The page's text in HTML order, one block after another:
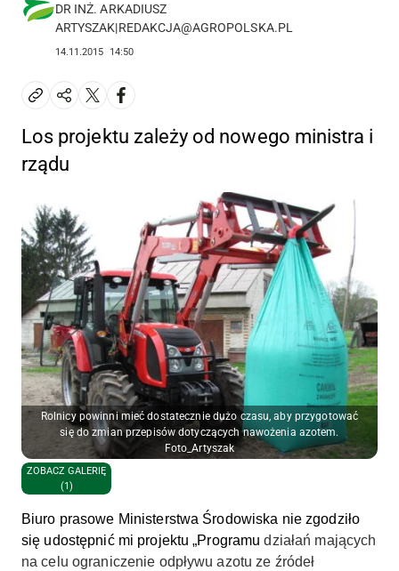
DR INŻ. ARKADIUSZ
ARTYSZAK|REDAKCJA@AGROPOLSKA.PL
14.11.2015 14:50
Los projektu zależy od nowego ministra i
rządu
Rolnicy powinni mieć dostatecznie dużo czasu, aby przygotować
się do zmian przepisów dotyczących nawożenia azotem.
Foto_Artyszak
ZOBACZ GALERIĘ
(1)
Biuro prasowe Ministerstwa Środowiska nie zgodziło
się udostępnić mi projektu „Programudziałań mających
na celu ograniczenie odpływu azotu ze źródeł